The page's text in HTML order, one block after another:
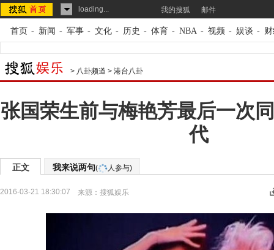
loading... 我的搜狐 邮件
首页 - 新闻 - 军事 - 文化 - 历史 - 体育 - NBA - 视频 - 娱谈 -
> 八卦频道 > 港台八卦
张国荣生前与梅艳芳最后一次
代
正文 我来说两句( 人参与)
2016-03-21 18:30:07 来源： 搜狐娱乐